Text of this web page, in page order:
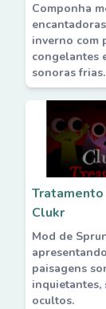
Componha
inverno com
congelantes
sonoras frias.
Tratamento
Clukr
Mod de
paisagens
inquietantes,
ocultos.